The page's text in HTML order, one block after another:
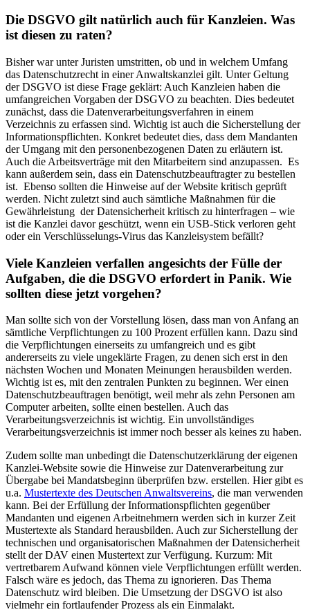
Die DSGVO gilt natürlich auch für Kanzleien. Was
ist diesen zu raten?
Bisher war unter Juristen umstritten, ob und in welchem Umfang
das Datenschutzrecht in einer Anwaltskanzlei gilt. Unter Geltung
der DSGVO ist diese Frage geklärt: Auch Kanzleien haben die
umfangreichen Vorgaben der DSGVO zu beachten. Dies bedeutet
zunächst, dass die Datenverarbeitungsverfahren in einem
Verzeichnis zu erfassen sind. Wichtig ist auch die Sicherstellung der
Informationspflichten. Konkret bedeutet dies, dass dem Mandanten
der Umgang mit den personenbezogenen Daten zu erläutern ist.
Auch die Arbeitsverträge mit den Mitarbeitern sind anzupassen. Es
kann außerdem sein, dass ein Datenschutzbeauftragter zu bestellen
ist. Ebenso sollten die Hinweise auf der Website kritisch geprüft
werden. Nicht zuletzt sind auch sämtliche Maßnahmen für die
Gewährleistung der Datensicherheit kritisch zu hinterfragen – wie
ist die Kanzlei davor geschützt, wenn ein USB-Stick verloren geht
oder ein Verschlüsselungs-Virus das Kanzleisystem befällt?
Viele Kanzleien verfallen angesichts der Fülle der
Aufgaben, die die DSGVO erfordert in Panik. Wie
sollten diese jetzt vorgehen?
Man sollte sich von der Vorstellung lösen, dass man von Anfang an
sämtliche Verpflichtungen zu 100 Prozent erfüllen kann. Dazu sind
die Verpflichtungen einerseits zu umfangreich und es gibt
andererseits zu viele ungeklärte Fragen, zu denen sich erst in den
nächsten Wochen und Monaten Meinungen herausbilden werden.
Wichtig ist es, mit den zentralen Punkten zu beginnen. Wer einen
Datenschutzbeauftragen benötigt, weil mehr als zehn Personen am
Computer arbeiten, sollte einen bestellen. Auch das
Verarbeitungsverzeichnis ist wichtig. Ein unvollständiges
Verarbeitungsverzeichnis ist immer noch besser als keines zu haben.
Zudem sollte man unbedingt die Datenschutzerklärung der eigenen
Kanzlei-Website sowie die Hinweise zur Datenverarbeitung zur
Übergabe bei Mandatsbeginn überprüfen bzw. erstellen. Hier gibt es
u.a. Mustertexte des Deutschen Anwaltsvereins, die man verwenden
kann. Bei der Erfüllung der Informationspflichten gegenüber
Mandanten und eigenen Arbeitnehmern werden sich in kurzer Zeit
Mustertexte als Standard herausbilden. Auch zur Sicherstellung der
technischen und organisatorischen Maßnahmen der Datensicherheit
stellt der DAV einen Mustertext zur Verfügung. Kurzum: Mit
vertretbarem Aufwand können viele Verpflichtungen erfüllt werden.
Falsch wäre es jedoch, das Thema zu ignorieren. Das Thema
Datenschutz wird bleiben. Die Umsetzung der DSGVO ist also
vielmehr ein fortlaufender Prozess als ein Einmalakt.